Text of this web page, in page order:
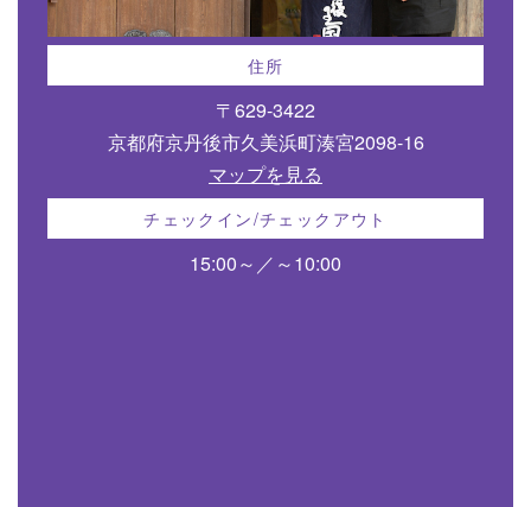
住所
〒629-3422
京都府京丹後市久美浜町湊宮2098-16
マップを見る
チェックイン/チェックアウト
15:00～／～10:00